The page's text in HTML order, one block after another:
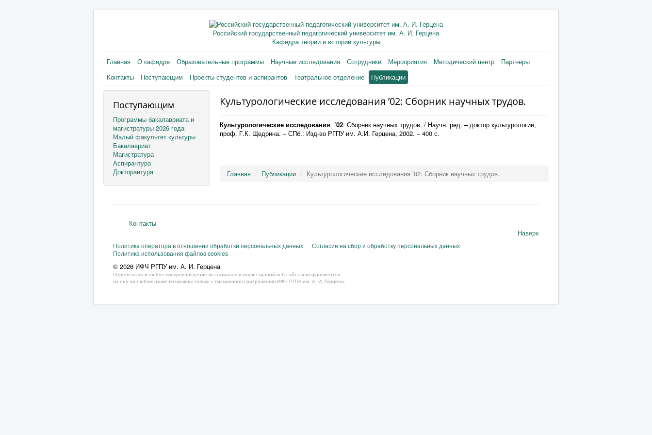
Российский государственный педагогический университет им. А. И. Герцена
Кафедра теории и истории культуры
Главная О кафедре Образовательные программы Научные исследования Сотрудники Мероприятия Методический центр
Партнёры
Контакты
Поступающим Проекты студентов и аспирантов Театральное отделение Публикации
Поступающим
Программы бакалавриата и
магистратуры 2026 года
Малый факультет культуры
Бакалавриат
Магистратура
Аспирантура
Докторантура
Культурологические исследования ’02: Сборник научных трудов.
Культурологические исследования ’02: Сборник научных трудов. / Научн. ред. – доктор культурологии,
проф. Г.К. Щедрина. – СПб.: Изд-во РГПУ им. А.И. Герцена, 2002. – 400 с.
Главная Публикации Культурологические исследования ’02: Сборник научных трудов.
Контакты
Наверх
Политика оператора в отношении обработки персональных данных
Согласие на сбор и обработку персональных данных
Политика использования файлов cookies
© 2026 ИФЧ РГПУ им. А. И. Герцена
Перепечатка и любое воспроизведение материалов и иллюстраций веб-сайта или фрагментов
из них на любом языке возможны только с письменного разрешения ИФЧ РГПУ им. А. И. Герцена.